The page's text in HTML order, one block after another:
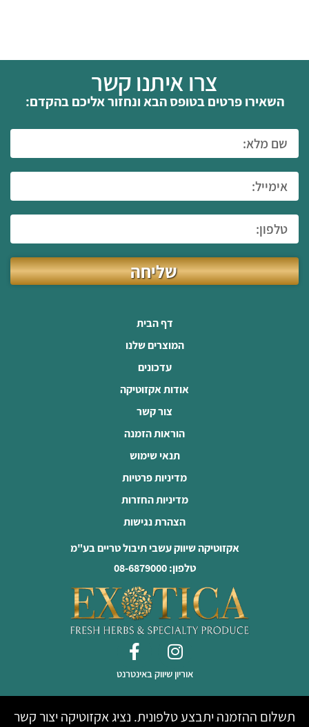
צרו איתנו קשר
השאירו פרטים בטופס הבא ונחזור אליכם בהקדם:
שליחה
דף הבית
המוצרים שלנו
עדכונים
אודות אקזוטיקה
צור קשר
הוראות הזמנה
תנאי שימוש
מדיניות פרטיות
מדיניות החזרות
הצהרת נגישות
אקזוטיקה שיווק עשבי תיבול טריים בע"מ
טלפון: 08-6879000
אוריון שיווק באינטרנט
תשלום ההזמנה יתבצע טלפונית. נציג אקזוטיקה יצור קשר